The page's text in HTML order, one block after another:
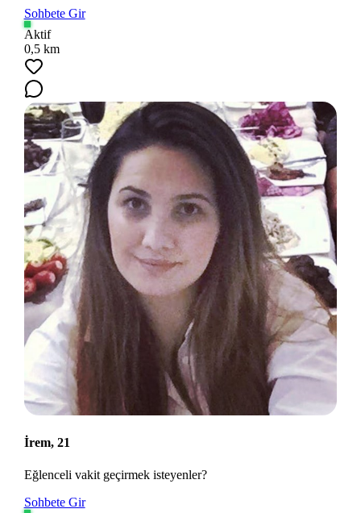
Sohbete Gir
Aktif
0,5 km
İrem, 21
Eğlenceli vakit geçirmek isteyenler?
Sohbete Gir